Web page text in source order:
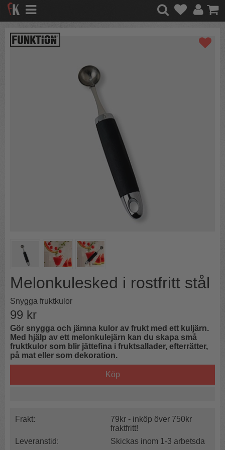
Melonkulesked i rostfritt stål
Snygga fruktkulor
99 kr
Gör snygga och jämna kulor av frukt med ett kuljärn.
Med hjälp av ett melonkulejärn kan du skapa små
fruktkulor som blir jättefina i fruktsallader, efterrätter,
på mat eller som dekoration.
Köp
Frakt:
79kr - inköp över 750kr
fraktfritt!
Leveranstid:
Skickas inom 1-3 arbetsda